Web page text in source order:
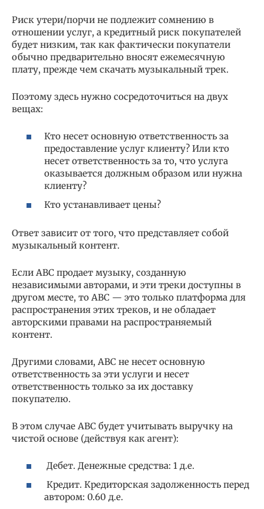
Риск утери/порчи не подлежит сомнению в
отношении услуг, а кредитный риск покупателей
будет низким, так как фактически покупатели
обычно предварительно вносят ежемесячную
плату, прежде чем скачать музыкальный трек.
Поэтому здесь нужно сосредоточиться на двух
вещах:
Кто несет основную ответственность за
предоставление услуг клиенту? Или кто
несет ответственность за то, что услуга
оказывается должным образом или нужна
клиенту?
Кто устанавливает цены?
Ответ зависит от того, что представляет собой
музыкальный контент.
Если ABC продает музыку, созданную
независимыми авторами, и эти треки доступны в
другом месте, то ABC — это только платформа для
распространения этих треков, и не обладает
авторскими правами на распространяемый
контент.
Другими словами, ABC не несет основную
ответственность за эти услуги и несет
ответственность только за их доставку
покупателю.
В этом случае ABC будет учитывать выручку на
чистой основе (действуя как агент):
Дебет. Денежные средства: 1 д.е.
Кредит. Кредиторская задолженность перед
автором: 0.60 д.е.